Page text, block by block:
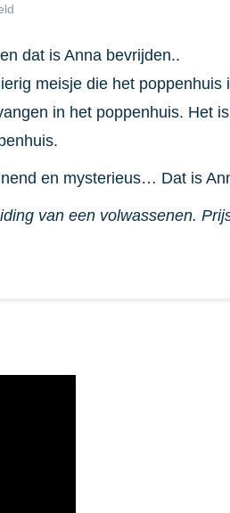
dat is Anna bevrijden..
meisje die het
in het poppenhuis. Het
en mysterieus… Dat is
van een volwassenen.